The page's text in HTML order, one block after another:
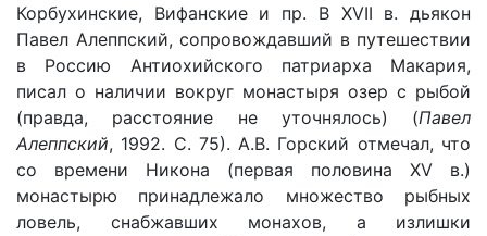
Корбухинские, Вифанские и пр. В XVII в. дьякон
Павел Алеппский, сопровождавший в путешествии
в Россию Антиохийского патриарха Макария,
писал о наличии вокруг монастыря озер с рыбой
(правда, расстояние не уточнялось) (Павел
Алеппский, 1992. С. 75). А.В. Горский отмечал, что
со времени Никона (первая половина XV в.)
монастырю принадлежало множество рыбных
ловель, снабжавших монахов, а излишки